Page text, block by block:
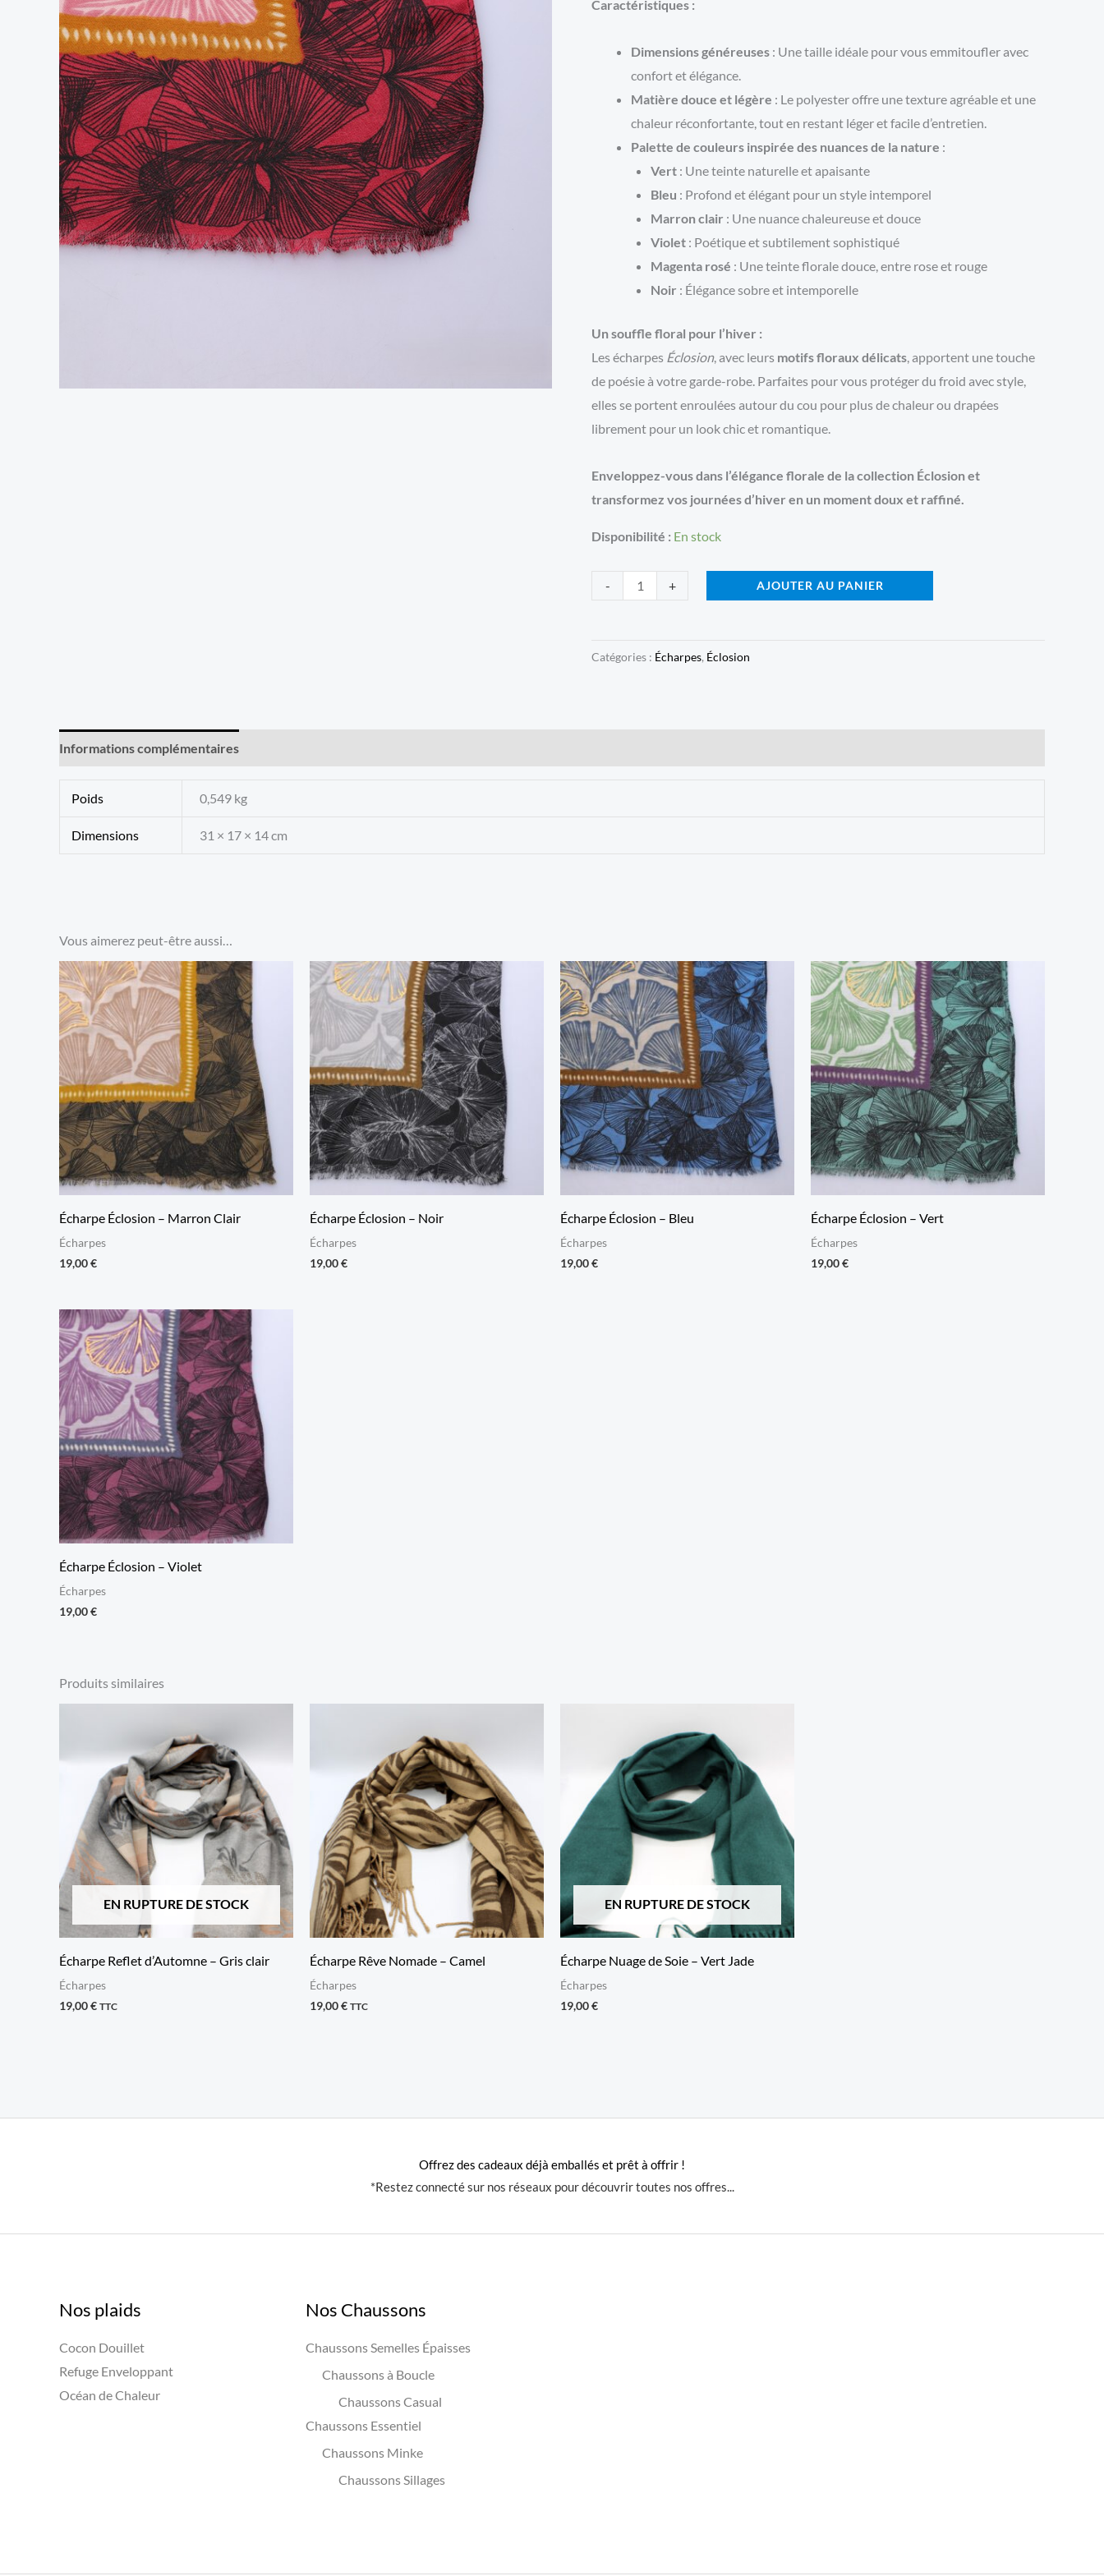
Caractéristiques :
Dimensions généreuses : Une taille idéale pour vous emmitoufler avec
confort et élégance.
Matière douce et légère : Le polyester offre une texture agréable et une
chaleur réconfortante, tout en restant léger et facile d’entretien.
Palette de couleurs inspirée des nuances de la nature :
Vert : Une teinte naturelle et apaisante
Bleu : Profond et élégant pour un style intemporel
Marron clair : Une nuance chaleureuse et douce
Violet : Poétique et subtilement sophistiqué
Magenta rosé : Une teinte florale douce, entre rose et rouge
Noir : Élégance sobre et intemporelle
Un souffle floral pour l’hiver :
Les écharpes Éclosion, avec leurs motifs floraux délicats , apportent une touche
de poésie à votre garde-robe. Parfaites pour vous protéger du froid avec style,
elles se portent enroulées autour du cou pour plus de chaleur ou drapées
librement pour un look chic et romantique.
Enveloppez-vous dans l’élégance florale de la collection Éclosion et
transformez vos journées d’hiver en un moment doux et raffiné.
Disponibilité : En stock
-
quantité
Éclosion
+ AJOUTER AU PANIER
Catégories : Écharpes, Éclosion
Informations complémentaires
Poids 0,549 kg
Dimensions 31 × 17 × 14 cm
Vous aimerez peut-être aussi…
Écharpe Éclosion – Marron Clair
Écharpes
19,00€
Écharpe Éclosion – Noir
Écharpes
19,00€
Écharpe Éclosion – Bleu
Écharpes
19,00€
Écharpe Éclosion – Vert
Écharpes
19,00€
Écharpe Éclosion – Violet
Écharpes
19,00€
Produits similaires
EN RUPTURE DE STOCK
Écharpe Reflet d’Automne – Gris clair
Écharpes
19,00€ TTC
Écharpe Rêve Nomade – Camel
Écharpes
19,00€ TTC
EN RUPTURE DE STOCK
Écharpe Nuage de Soie – Vert Jade
Écharpes
19,00€
Offrez des cadeaux déjà emballés et prêt à offrir !
*Restez connecté sur nos réseaux pour découvrir toutes nos offres...
Nos plaids
Cocon Douillet
Refuge Enveloppant
Océan de Chaleur
Nos Chaussons
Chaussons Semelles Épaisses
Chaussons à Boucle
Chaussons Casual
Chaussons Essentiel
Chaussons Minke
Chaussons Sillages